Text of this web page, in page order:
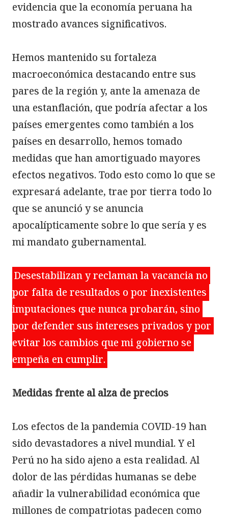
evidencia que la economía peruana ha
mostrado avances significativos.
Hemos mantenido su fortaleza
macroeconómica destacando entre sus
pares de la región y, ante la amenaza de
una estanflación, que podría afectar a los
países emergentes como también a los
países en desarrollo, hemos tomado
medidas que han amortiguado mayores
efectos negativos. Todo esto como lo que se
expresará adelante, trae por tierra todo lo
que se anunció y se anuncia
apocalípticamente sobre lo que sería y es
mi mandato gubernamental.
Desestabilizan y reclaman la vacancia no
por falta de resultados o por inexistentes
imputaciones que nunca probarán, sino
por defender sus intereses privados y por
evitar los cambios que mi gobierno se
empeña en cumplir.
Medidas frente al alza de precios
Los efectos de la pandemia COVID-19 han
sido devastadores a nivel mundial. Y el
Perú no ha sido ajeno a esta realidad. Al
dolor de las pérdidas humanas se debe
añadir la vulnerabilidad económica que
millones de compatriotas padecen como